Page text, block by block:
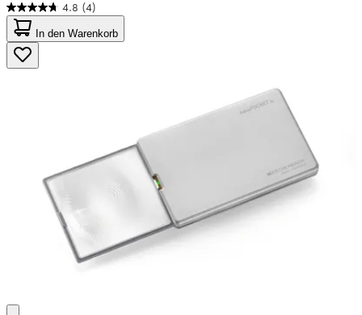
4.8 (4)
4.8
von
5
Sternen.
4
In den Warenkorb